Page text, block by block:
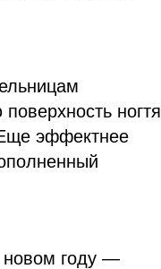
ногтя
эффектнее
году —